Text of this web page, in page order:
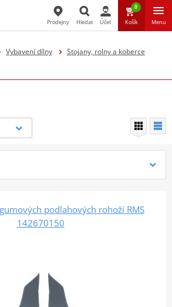
Hledat
Prodejny Hledat Účet
0
Košík Menu
Vybavení dílny
Stojany, rolny a koberce
podlahových rohoží RMS
142670150